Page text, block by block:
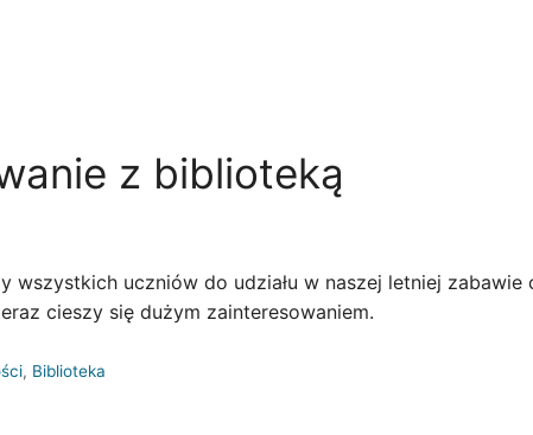
z biblioteką
wszystkich uczniów do udziału w naszej letniej zabawie
cieszy się dużym zainteresowaniem.
, Biblioteka